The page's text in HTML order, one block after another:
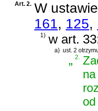
Art. 2. W
161, 125,
1) w art.
a) ust. 2
„2.